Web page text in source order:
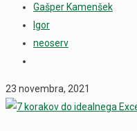
Gašper Kamenšek
Igor
neoserv
23 novembra, 2021